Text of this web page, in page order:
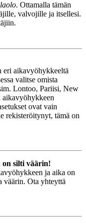
. Ottamalla tämän
valvojille ja itsellesi.
eri aikavyöhykkeeltä
valitse omista
Lontoo, Pariisi, New
aikavyöhykkeen
ovat vain
rekisteröitynyt, tämä on
on silti väärin!
ja aika on
väärin. Ota yhteyttä